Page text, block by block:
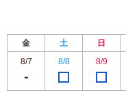
金 土 日
8/7
8/8 8/9